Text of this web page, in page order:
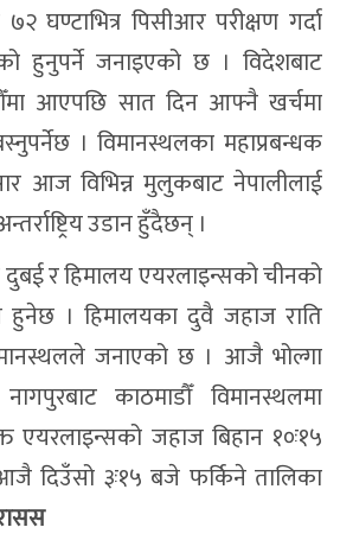
घण्टाभित्र पिसीआर परीक्षण गर्दा
हुनुपर्ने जनाइएको छ । विदेशबाट
आएपछि सात दिन आफ्नै खर्चमा
। विमानस्थलका महाप्रबन्धक
आज विभिन्न मुलुकबाट नेपालीलाई
उडान हुँदैछन् ।
र हिमालय एयरलाइन्सको चीनको
। हिमालयका दुवै जहाज राति
जनाएको छ । आजै भोल्गा
काठमाडौँ विमानस्थलमा
जहाज बिहान १०ः१५
दिउँसो ३ः१५ बजे फर्किने तालिका